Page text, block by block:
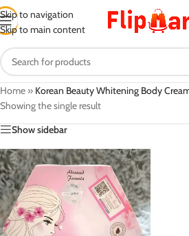
Skip to navigation
Skip to main content
Home » Korean Beauty Whitening Body
Showing the single result
Show sidebar